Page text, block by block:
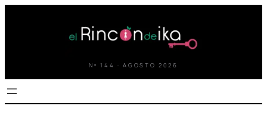
Nº 144 · AGOSTO 2026